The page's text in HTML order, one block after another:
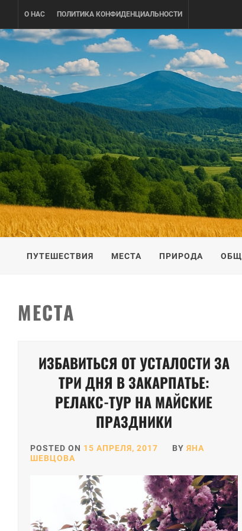
content
О НАС ПОЛИТИКА КОНФИДЕНЦИАЛЬНОСТИ
ПУТЕШЕСТВИЕ ПО УКРАИНЕ
ПУТЕШЕСТВИЯ МЕСТА ПРИРОДА
МЕСТА
ИЗБАВИТЬСЯ ОТ УСТАЛОСТИ ЗА
ТРИ ДНЯ В ЗАКАРПАТЬЕ:
РЕЛАКС-ТУР НА МАЙСКИЕ
ПРАЗДНИКИ
POSTED ON 15 АПРЕЛЯ, 2017 BY ЯНА
ШЕВЦОВА
записей